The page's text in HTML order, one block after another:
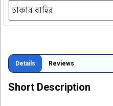
ঢাকার বাহির
Details Reviews
Short Description